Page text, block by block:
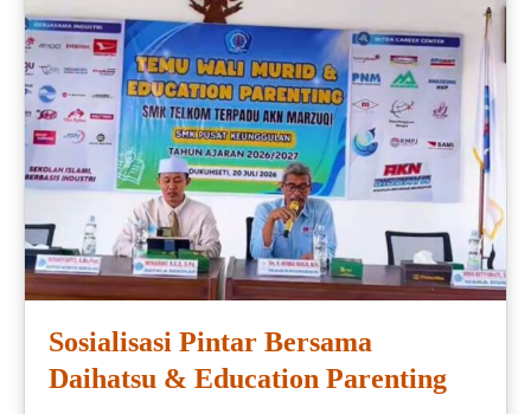
Sosialisasi Pintar Bersama
Daihatsu & Education Parenting